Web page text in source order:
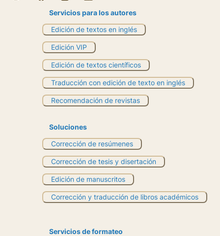
Servicios para los autores
Edición de textos en inglés
Edición VIP
Edición de textos científicos
Traducción con edición de texto en inglés
Recomendación de revistas
Soluciones
Corrección de resúmenes
Corrección de tesis y disertación
Edición de manuscritos
Corrección y traducción de libros académicos
Servicios de formateo